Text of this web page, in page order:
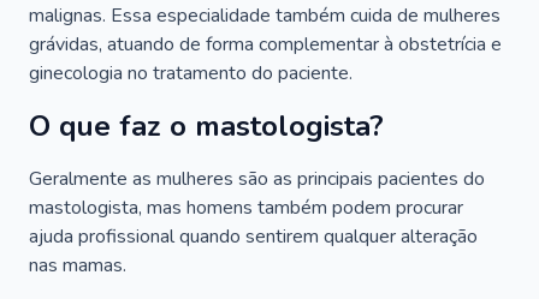
malignas. Essa especialidade também cuida de mulheres
grávidas, atuando de forma complementar à obstetrícia e
ginecologia no tratamento do paciente.
O que faz o mastologista?
Geralmente as mulheres são as principais pacientes do
mastologista, mas homens também podem procurar
ajuda profissional quando sentirem qualquer alteração
nas mamas.